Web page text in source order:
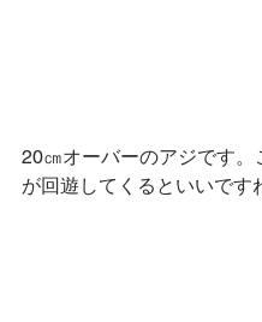
20㎝オーバーのアジです。
が回遊してくるといいです